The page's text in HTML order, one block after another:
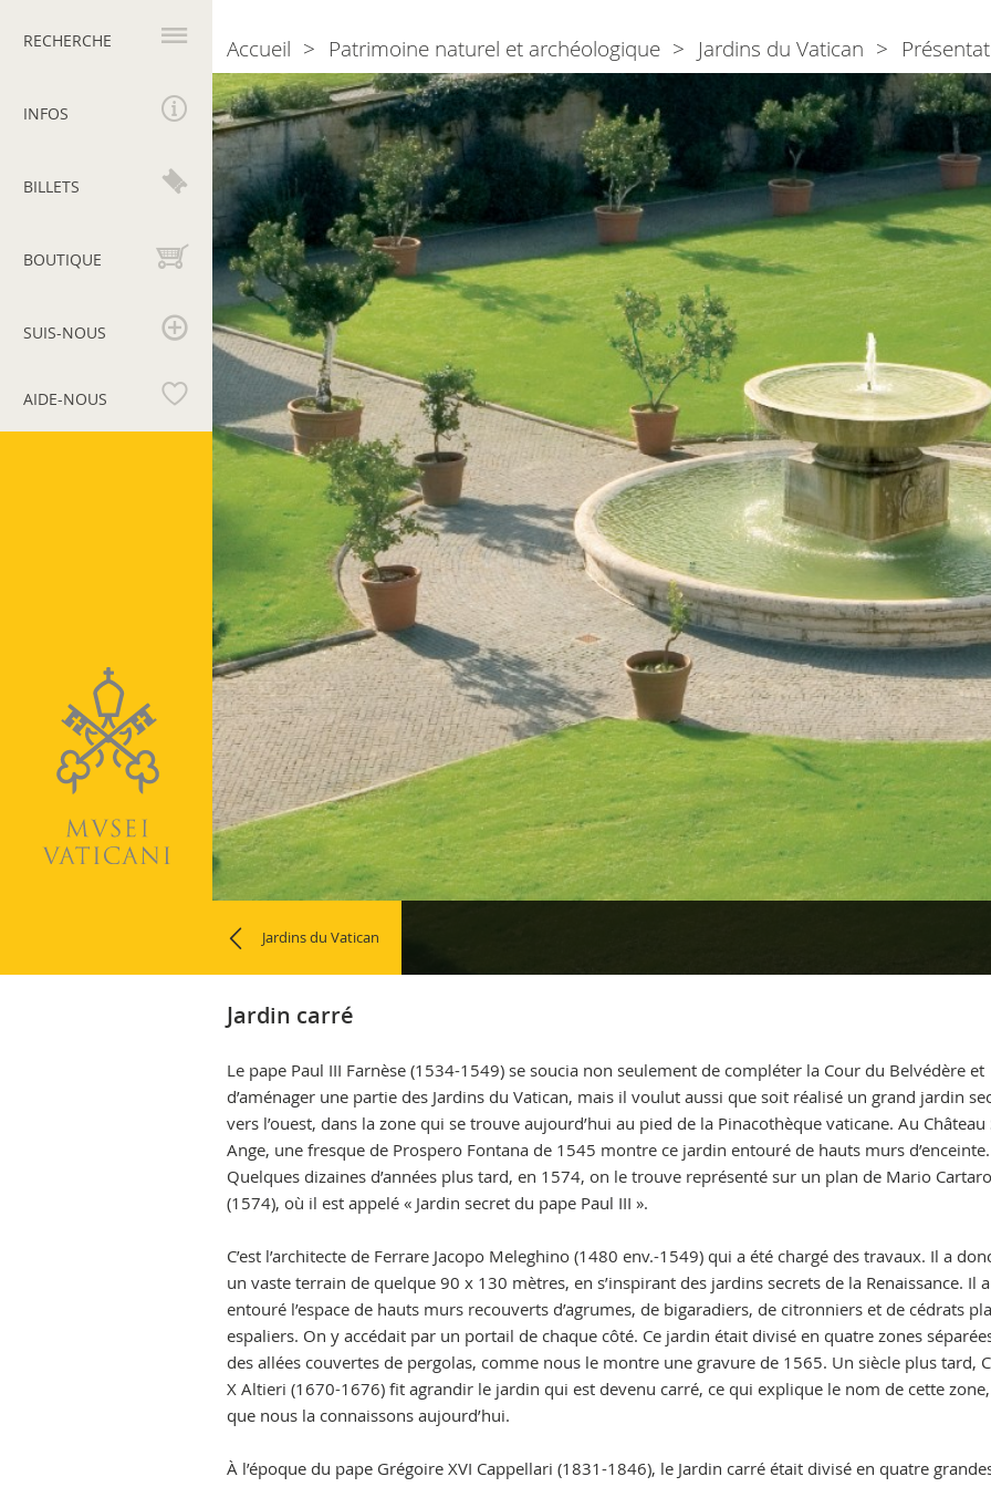
principale
RECHERCHE
INFOS
BILLETS
BOUTIQUE
SUIS-NOUS
AIDE-NOUS
Jardin
carré
Photogallery
Naviga
la
photogallery
Jardins du Vatican
Jardin carré
Le pape Paul III Farnèse (1534-1549) se soucia non seulement de compléter la Cour du Belvédère et
d’aménager une partie des Jardins du Vatican, mais il voulut aussi que soit réalisé un grand jardin
vers l’ouest, dans la zone qui se trouve aujourd’hui au pied de la Pinacothèque vaticane. Au Château
Ange, une fresque de Prospero Fontana de 1545 montre ce jardin entouré de hauts murs d’enceinte.
Quelques dizaines d’années plus tard, en 1574, on le trouve représenté sur un plan de Mario Cartaro
(1574), où il est appelé « Jardin secret du pape Paul III ».
C’est l’architecte de Ferrare Jacopo Meleghino (1480 env.-1549) qui a été chargé des travaux. Il a
un vaste terrain de quelque 90 x 130 mètres, en s’inspirant des jardins secrets de la Renaissance. Il a
entouré l’espace de hauts murs recouverts d’agrumes, de bigaradiers, de citronniers et de cédrats
espaliers. On y accédait par un portail de chaque côté. Ce jardin était divisé en quatre zones
des allées couvertes de pergolas, comme nous le montre une gravure de 1565. Un siècle plus tard,
X Altieri (1670-1676) fit agrandir le jardin qui est devenu carré, ce qui explique le nom de cette
que nous la connaissons aujourd’hui.
À l’époque du pape Grégoire XVI Cappellari (1831-1846), le Jardin carré était divisé en quatre
Breadcrumb
Accueil Patrimoine naturel et archéologique Jardins du Vatican